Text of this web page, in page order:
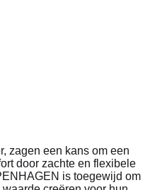
zagen een kans om een
door zachte en flexibele
is toegewijd om